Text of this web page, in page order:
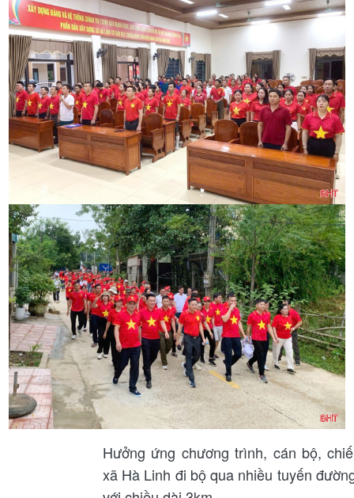
Hưởng ứng chương trình, cán bộ,
xã Hà Linh đi bộ qua nhiều tuyến